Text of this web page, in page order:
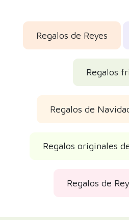
Regalos de Reyes
Regalos
Regalos de
Regalos originales
Regalos de